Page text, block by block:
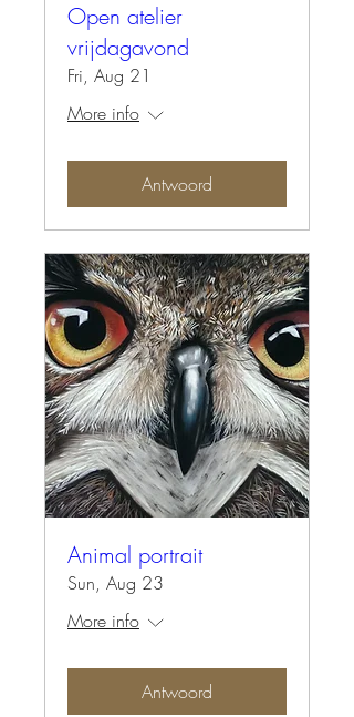
Open atelier
vrijdagavond
Fri, Aug 21
More info
Antwoord
Animal portrait
Sun, Aug 23
More info
Antwoord